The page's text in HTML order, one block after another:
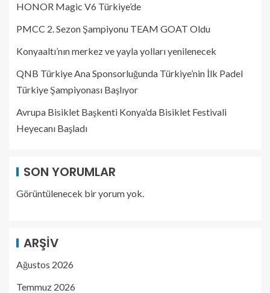
HONOR Magic V6 Türkiye’de
PMCC 2. Sezon Şampiyonu TEAM GOAT Oldu
Konyaaltı’nın merkez ve yayla yolları yenilenecek
QNB Türkiye Ana Sponsorluğunda Türkiye’nin İlk Padel
Türkiye Şampiyonası Başlıyor
Avrupa Bisiklet Başkenti Konya’da Bisiklet Festivali
Heyecanı Başladı
SON YORUMLAR
Görüntülenecek bir yorum yok.
ARŞIV
Ağustos 2026
Temmuz 2026